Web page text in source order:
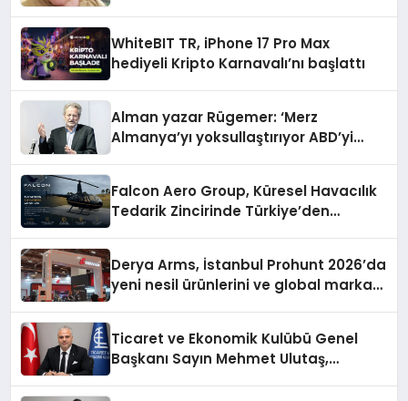
WhiteBIT TR, iPhone 17 Pro Max
hediyeli Kripto Karnavalı’nı başlattı
Alman yazar Rügemer: ‘Merz
Almanya’yı yoksullaştırıyor ABD’yi
Falcon Aero Group, Küresel Havacılık
Tedarik Zincirinde Türkiye’den
Derya Arms, İstanbul Prohunt 2026’da
yeni nesil ürünlerini ve global marka
Ticaret ve Ekonomik Kulübü Genel
Başkanı Sayın Mehmet Ulutaş,